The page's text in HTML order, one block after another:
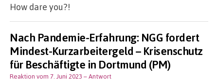
How dare you?!
Nach Pandemie-Erfahrung: NGG fordert
Mindest-Kurzarbeitergeld – Krisenschutz
für Beschäftigte in Dortmund (PM)
Reaktion vom 7. Juni 2023 – Antwort